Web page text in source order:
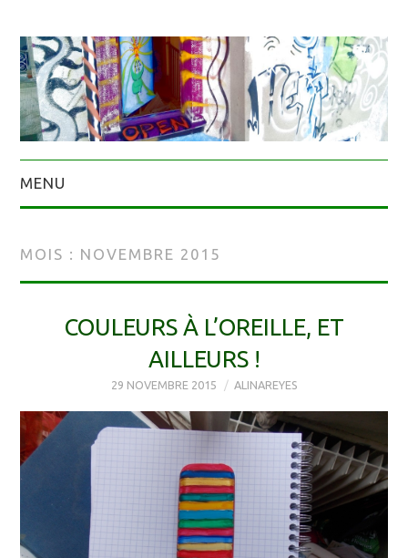
MENU
MOIS : NOVEMBRE 2015
COULEURS À L’OREILLE, ET
AILLEURS !
29 NOVEMBRE 2015 ALINAREYES